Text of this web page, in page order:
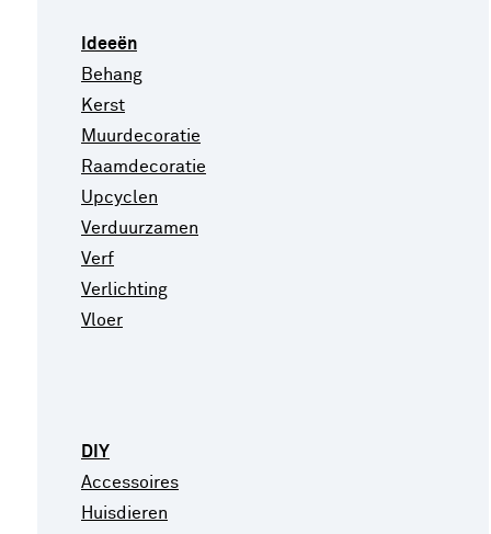
Ideeën
Behang
Kerst
Muurdecoratie
Raamdecoratie
Upcyclen
Verduurzamen
Verf
Verlichting
Vloer
DIY
Accessoires
Huisdieren